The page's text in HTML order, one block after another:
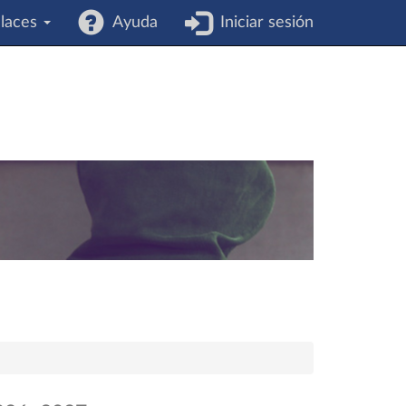
Ayuda Iniciar sesión